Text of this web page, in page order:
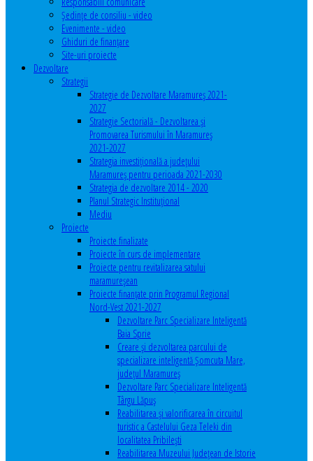
Şedinţe de consiliu - video
Evenimente - video
Ghiduri de finanţare
Site-uri proiecte
Dezvoltare
Strategii
Strategie de Dezvoltare Maramureș 2021-
2027
Strategie Sectorială - Dezvoltarea și
Promovarea Turismului în Maramureș
2021-2027
Strategia investiţională a județului
Maramureș pentru perioada 2021-2030
Strategia de dezvoltare 2014 - 2020
Planul Strategic Instituţional
Mediu
Proiecte
Proiecte finalizate
Proiecte în curs de implementare
Proiecte pentru revitalizarea satului
maramureşean
Proiecte finanțate prin Programul Regional
Nord-Vest 2021-2027
Dezvoltare Parc Specializare Inteligentă
Baia Sprie
Creare și dezvoltarea parcului de
specializare inteligentă Șomcuta Mare,
județul Maramureș
Dezvoltare Parc Specializare Inteligentă
Târgu Lăpuș
Reabilitarea și valorificarea în circuitul
turistic a Castelului Geza Teleki din
localitatea Pribilești
Reabilitarea Muzeului Județean de Istorie